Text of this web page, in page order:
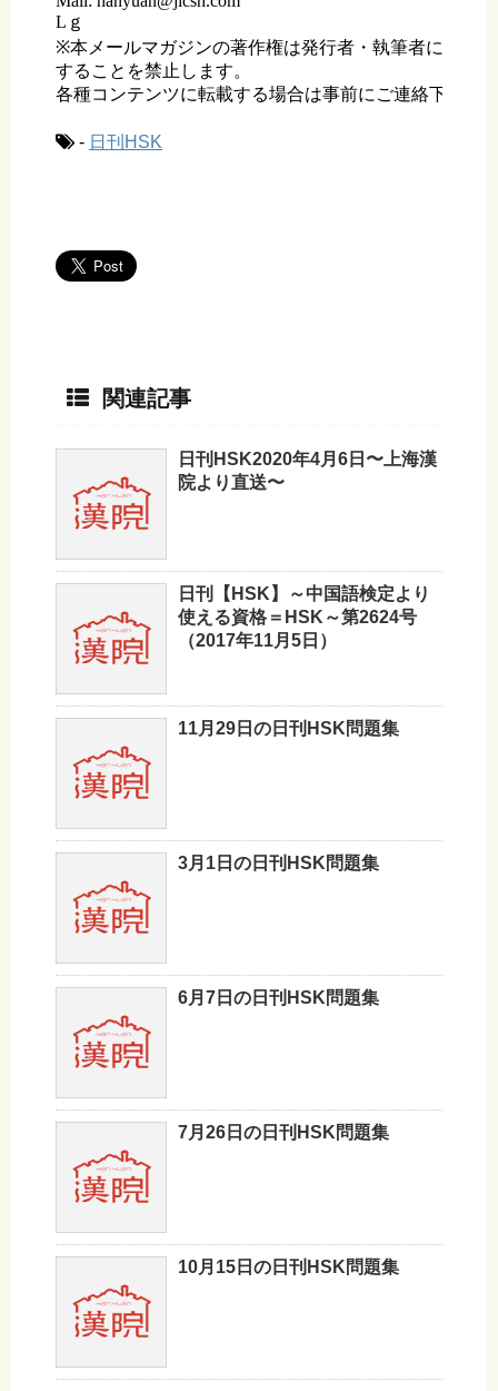
Lｇ
※本メールマガジンの著作権は発行者・執筆者に帰属
することを禁止します。
各種コンテンツに転載する場合は事前にご連絡下さい
- 日刊HSK
関連記事
日刊HSK2020年4月6日〜上海漢
院より直送〜
日刊【HSK】～中国語検定より
使える資格＝HSK～第2624号
（2017年11月5日）
11月29日の日刊HSK問題集
3月1日の日刊HSK問題集
6月7日の日刊HSK問題集
7月26日の日刊HSK問題集
10月15日の日刊HSK問題集